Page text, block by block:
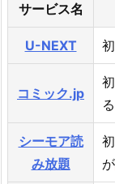
サービス名
U-NEXT
コミック.jp
シーモア読
み放題
が